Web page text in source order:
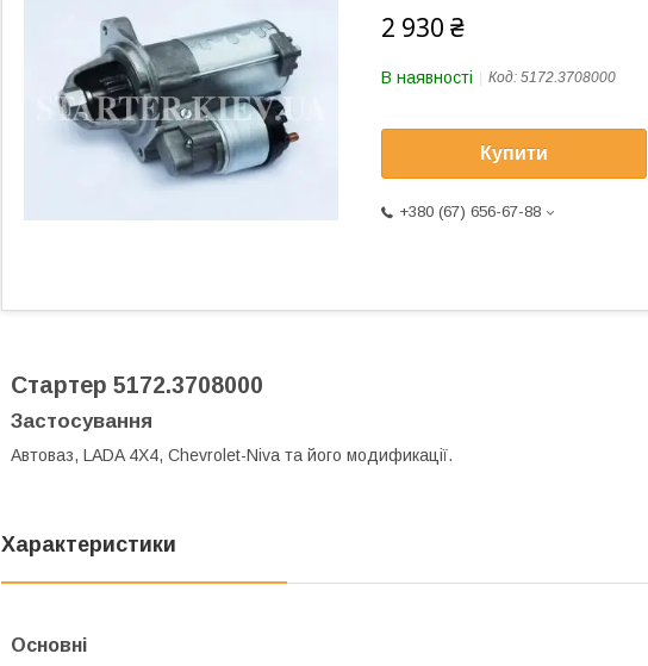
2 930 ₴
В наявності Код: 5172.3708000
Купити
+380 (67) 656-67-88
Стартер 5172.3708000
Застосування
Автоваз, LADA 4X4, Chevrolet-Niva та його модификації.
Характеристики
Основні